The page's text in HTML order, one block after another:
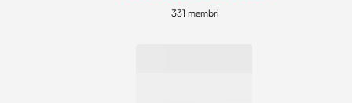
331 membri